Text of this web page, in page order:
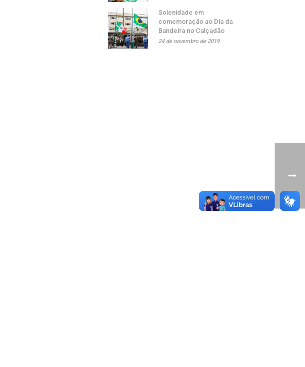
Solenidade em
comemoração ao Dia da
Bandeira no Calçadão
24 de novembro de 2019